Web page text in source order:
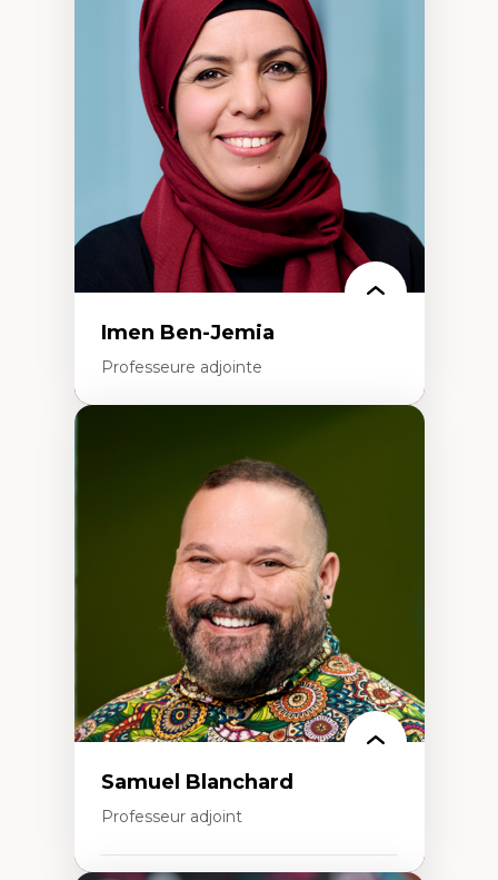
Méthodes de recherche
Acteurs plus qu'humains
Approches socio-écologiques
Conservation de la biodiversité
Collaboration et méthodes participatives
Études des sciences
Relations humain-environnement
Transdisciplinarité
Imen Ben-Jemia
Professeure adjointe
Discours sur la ville et représentations
Mosquées, formes et usages au Canada
Reconnaissance et représentations des
communautés immigrantes dans l'espace
Design architectural et urbain
Patrimoine et patrimonialisation
Études postcoloniales et décolonisation des
savoirs
Samuel Blanchard
Professeur adjoint